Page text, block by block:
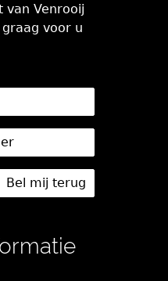
van Venrooij
voor u